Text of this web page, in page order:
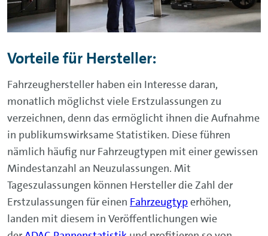
Vorteile für Hersteller:
Fahrzeughersteller haben ein Interesse daran,
monatlich möglichst viele Erstzulassungen zu
verzeichnen, denn das ermöglicht ihnen die Aufnahme
in publikumswirksame Statistiken. Diese führen
nämlich häufig nur Fahrzeugtypen mit einer gewissen
Mindestanzahl an Neuzulassungen. Mit
Tageszulassungen können Hersteller die Zahl der
Erstzulassungen für einen Fahrzeugtyperhöhen,
landen mit diesem in Veröffentlichungen wie